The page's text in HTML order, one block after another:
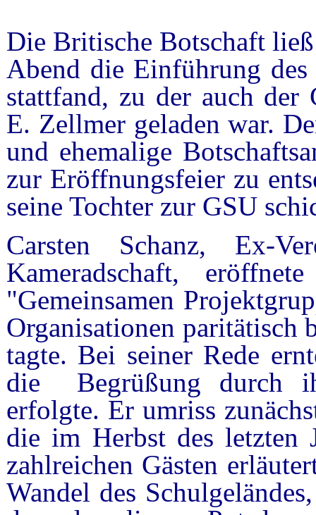
Die Britische Botschaft
Abend die Einführung
stattfand, zu der auch der
E. Zellmer geladen war.
und ehemalige
zur Eröffnungsfeier zu
seine Tochter zur GSU
Carsten Schanz, Ex-
Kameradschaft,
"Gemeinsamen
Organisationen paritätisch
tagte. Bei seiner Rede
die Begrüßung durch
erfolgte. Er umriss
die im Herbst des letzten
zahlreichen Gästen
Wandel des